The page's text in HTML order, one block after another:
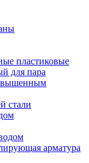
пластиковые
для пара
стали
арматура